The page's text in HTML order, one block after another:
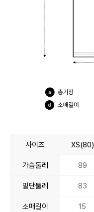
사이즈 XS(80)
가슴둘레 89
밑단둘레 83
소매길이 15